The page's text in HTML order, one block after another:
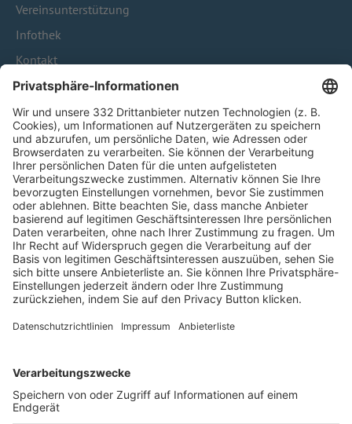
Vereinsunterstützung
Infothek
Kontakt
HÄUFIG BESUCHTE SEITEN
Pässe und Vereinswechsel
Trainerausbildung
Schulungsangebot Vereinsmitarbeiter
BFV-Geschäftsstellen
Trainerbörse
Login SpielPlus
FOLGE DEM BFV
TOP-VEREINE